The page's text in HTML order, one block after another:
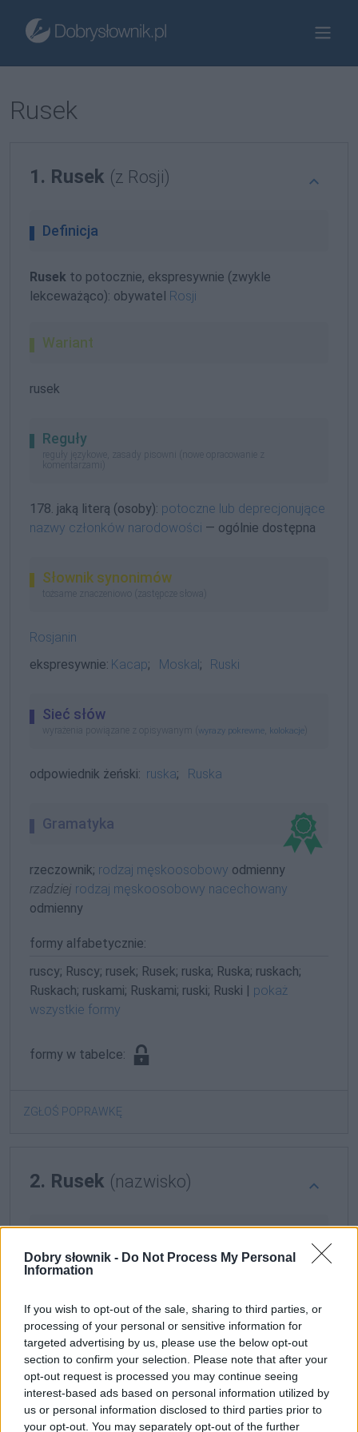
Dobry słownik - Do Not Process My Personal
Information
If you wish to opt-out of the sale, sharing to third parties, or
processing of your personal or sensitive information for
targeted advertising by us, please use the below opt-out
section to confirm your selection. Please note that after your
opt-out request is processed you may continue seeing
interest-based ads based on personal information utilized by
us or personal information disclosed to third parties prior to
your opt-out. You may separately opt-out of the further
Rusek
1. Rusek (z Rosji)
Definicja
Rusek to potocznie, ekspresywnie (zwykle
lekceważąco): obywatel Rosji
Wariant
rusek
Reguły
reguły językowe, zasady pisowni (nowe opracowanie z
komentarzami)
178. jaką literą (osoby): potoczne lub deprecjonujące
nazwy członków narodowości — ogólnie dostępna
Słownik synonimów
tożsame znaczeniowo (zastępcze słowa)
Rosjanin
ekspresywnie: Kacap; Moskal ; Ruski
Sieć słów
wyrażenia powiązane z opisywanym ( wyrazy pokrewne kolokacje
odpowiednik żeński: ruska; Ruska
Gramatyka
rzeczownik; rodzaj męskoosobowy odmienny
rzadziej rodzaj męskoosobowy nacechowany
odmienny
formy alfabetycznie:
ruscy; Ruscy; rusek; Rusek; ruska; Ruska; ruskach;
Ruskach; ruskami; Ruskami; ruski; Ruski | pokaż
wszystkie formy
formy w tabelce:
ZGŁOŚ POPRAWKĘ
2. Rusek (nazwisko)
Gramatyka
rzeczownikrodzaj męskoosobowyodmienny
formy w tabelce: